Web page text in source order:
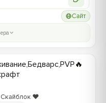
Сайт
Скайблок ❤️